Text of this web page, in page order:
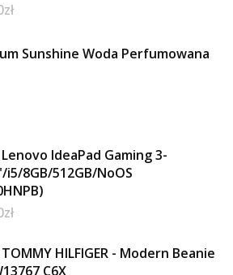
zł
Sunshine Woda Perfumowana
IdeaPad Gaming 3-
i5/8GB/512GB/NoOS
zł
HILFIGER - Modern Beanie
C6X